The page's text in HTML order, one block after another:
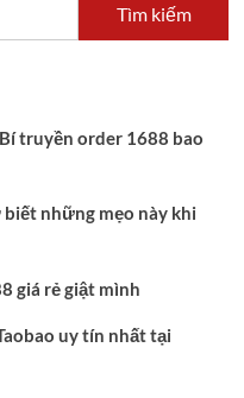
Tìm kiếm
truyền order 1688 bao
những mẹo này khi
giá rẻ giật mình
uy tín nhất tại